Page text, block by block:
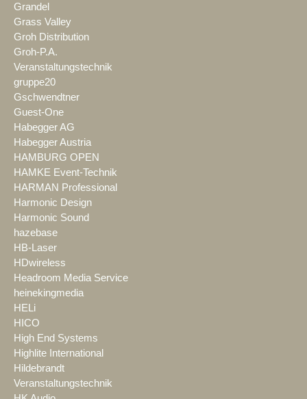
Grandel
Grass Valley
Groh Distribution
Groh-P.A.
Veranstaltungstechnik
gruppe20
Gschwendtner
Guest-One
Habegger AG
Habegger Austria
HAMBURG OPEN
HAMKE Event-Technik
HARMAN Professional
Harmonic Design
Harmonic Sound
hazebase
HB-Laser
HDwireless
Headroom Media Service
heinekingmedia
HELi
HICO
High End Systems
Highlite International
Hildebrandt
Veranstaltungstechnik